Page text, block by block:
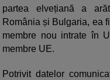
partea elvețiană a
România și Bulgaria, ea
membre nou intrate în
membre UE.
Potrivit datelor